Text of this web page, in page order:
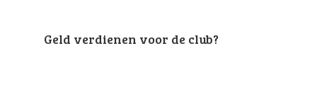
Geld verdienen voor de club?